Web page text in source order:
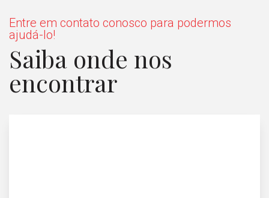
Entre em contato conosco para podermos
ajudá-lo!
Saiba onde nos
encontrar